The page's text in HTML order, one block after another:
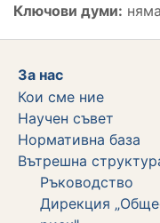
Ключови думи: няма
За нас
Кои сме ние
Научен съвет
Нормативна база
Вътрешна
Ръководство
Дирекция